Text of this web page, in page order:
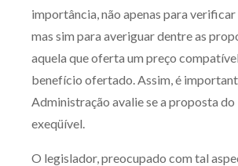
Batel Curitiba/PR CEP
importância, não apenas para verificar
mas sim para averiguar dentre as
aquela que oferta um preço
benefício ofertado. Assim, é
Administração avalie se a proposta
exeqüível.
O legislador, preocupado com tal